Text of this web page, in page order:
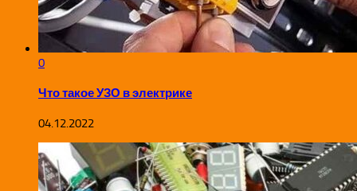
0
Что такое УЗО в электрике
04.12.2022